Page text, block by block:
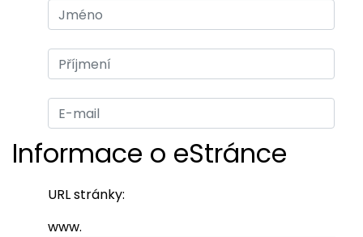
Informace o eStránce
URL stránky:
www.